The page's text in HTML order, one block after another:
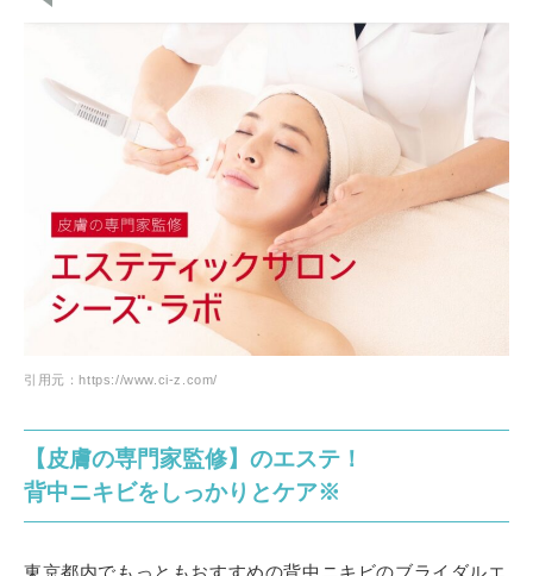
引用元：https://www.ci-z.com/
【皮膚の専門家監修】のエステ！
背中ニキビをしっかりとケア※